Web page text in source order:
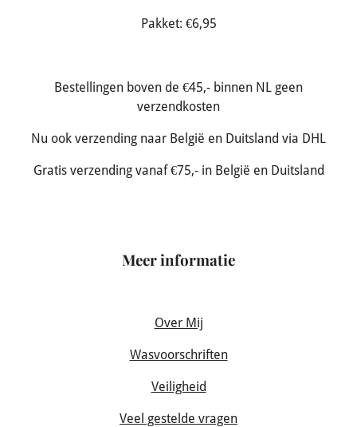
Pakket: €6,95
Bestellingen boven de €45,- binnen NL geen
verzendkosten
Nu ook verzending naar België en Duitsland via DHL
Gratis verzending vanaf €75,- in België en Duitsland
Meer informatie
Over Mij
Wasvoorschriften
Veiligheid
Veel gestelde vragen